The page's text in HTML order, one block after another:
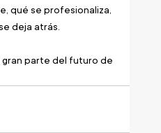
qué se profesionaliza,
deja atrás.
gran parte del futuro de